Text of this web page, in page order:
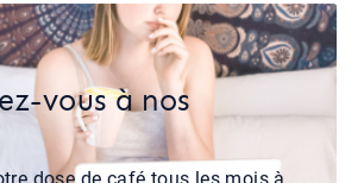
vous à nos